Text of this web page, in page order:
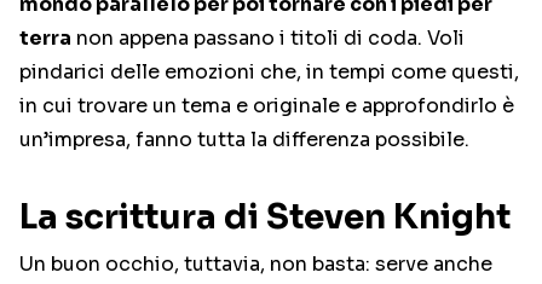
terra non appena passano i titoli di coda. Voli
pindarici delle emozioni che, in tempi come questi,
in cui trovare un tema e originale e approfondirlo è
un’impresa, fanno tutta la differenza possibile.
La scrittura di Steven Knight
Un buon occhio, tuttavia, non basta: serve anche